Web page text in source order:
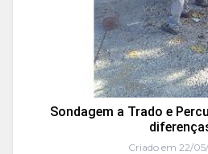
Sondagem a Trado e
Criado em 22/